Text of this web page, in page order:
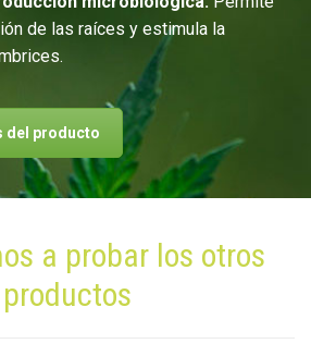
de las raíces y estimula la
del producto
a probar los otros
productos